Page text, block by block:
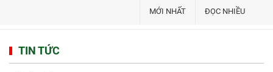
MỚI NHẤT ĐỌC NHIỀU
TIN TỨC